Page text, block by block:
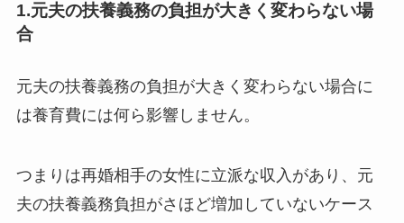
1.元夫の扶養義務の負担が大きく変わらない場
合
元夫の扶養義務の負担が大きく変わらない場合に
は養育費には何ら影響しません。
つまりは再婚相手の女性に立派な収入があり、元
夫の扶養義務負担がさほど増加していないケース